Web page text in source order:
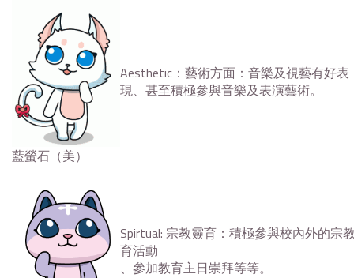
Aesthetic：藝術方面：音樂及視藝有好表
現、甚至積極參與音樂及表演藝術。
藍螢石（美）
Spirtual: 宗教靈育：積極參與校內外的宗
育活動
、參加教育主日崇拜等等。